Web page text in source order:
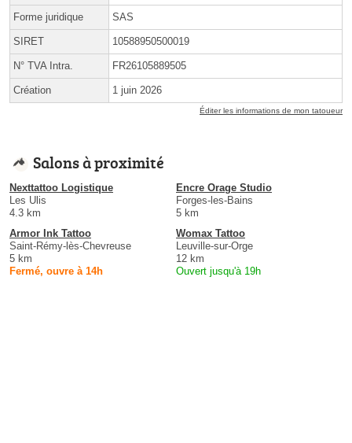
Forme juridique SAS
SIRET 10588950500019
N° TVA Intra. FR26105889505
Création 1 juin 2026
Éditer les informations de mon tatoueur
Salons à proximité
Nexttattoo Logistique
Les Ulis
4.3 km
Encre Orage Studio
Forges-les-Bains
5 km
Armor Ink Tattoo
Saint-Rémy-lès-Chevreuse
5 km
Fermé, ouvre à 14h
Womax Tattoo
Leuville-sur-Orge
12 km
Ouvert jusqu'à 19h